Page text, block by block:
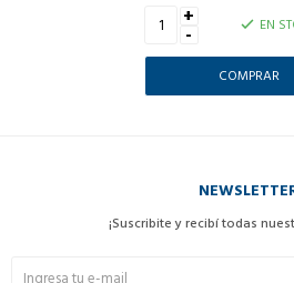
+
- EN
¡Suscribite y recibí todas